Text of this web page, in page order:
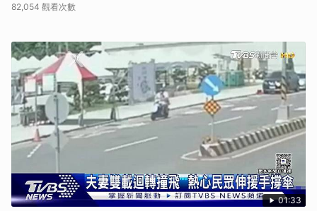
82,054 觀看次數
01:33